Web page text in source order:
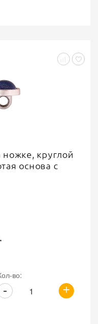
ножке, круглой
основа с
во:
+
-